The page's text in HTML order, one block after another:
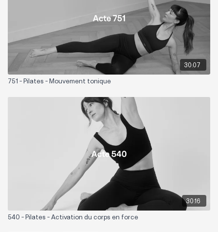
30:07
751 - Pilates - Mouvement tonique
30:16
540 - Pilates - Activation du corps en force